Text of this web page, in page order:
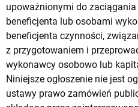
upoważnionymi do
beneficjenta lub osobami
beneficjenta czynności,
z przygotowaniem i
wykonawcy osobowo lub
Niniejsze ogłoszenie nie jest
ustawy prawo zamówień